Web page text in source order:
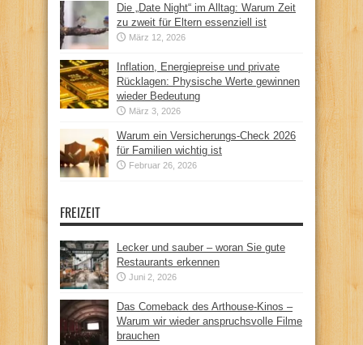
Die „Date Night“ im Alltag: Warum Zeit
zu zweit für Eltern essenziell ist
März 12, 2026
Inflation, Energiepreise und private
Rücklagen: Physische Werte gewinnen
wieder Bedeutung
März 3, 2026
Warum ein Versicherungs-Check 2026
für Familien wichtig ist
Februar 26, 2026
FREIZEIT
Lecker und sauber – woran Sie gute
Restaurants erkennen
Juni 2, 2026
Das Comeback des Arthouse-Kinos –
Warum wir wieder anspruchsvolle Filme
brauchen